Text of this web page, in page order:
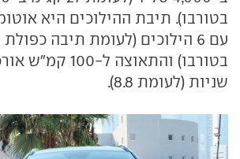
בטורבו). תיבת ההילוכים היא
עם 6 הילוכים (לעומת תיבה
שניות (לעומת 8.8).